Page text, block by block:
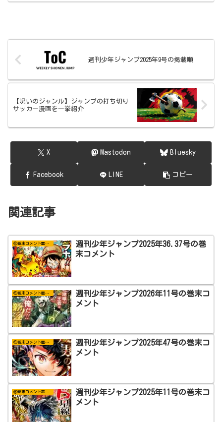
週刊少年ジャンプ2025年9号の掲載順
【呪いのジャンル】ジャンプの打ち切り
サッカー漫画を一挙紹介
X Mastodon Bluesky
Facebook LINE コピー
関連記事
⑤巻末コメント置き場
週刊少年ジャンプ2025年36.37号の巻
末コメント
⑤巻末コメント置き場
週刊少年ジャンプ2026年11号の巻末コ
メント
⑤巻末コメント置き場
週刊少年ジャンプ2025年47号の巻末コ
メント
⑤巻末コメント置き場
週刊少年ジャンプ2025年11号の巻末コ
メント